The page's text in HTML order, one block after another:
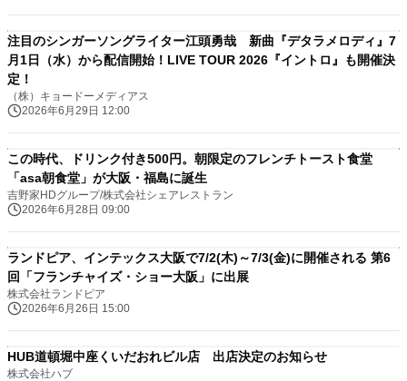
注目のシンガーソングライター江頭勇哉 新曲『デタラメロディ』7
月1日（水）から配信開始！LIVE TOUR 2026『イントロ』も開催決
定！
（株）キョードーメディアス
2026年6月29日 12:00
この時代、ドリンク付き500円。朝限定のフレンチトースト食堂
「asa朝食堂」が大阪・福島に誕生
吉野家HDグループ/株式会社シェアレストラン
2026年6月28日 09:00
ランドピア、インテックス大阪で7/2(木)～7/3(金)に開催される 第6
回「フランチャイズ・ショー大阪」に出展
株式会社ランドピア
2026年6月26日 15:00
HUB道頓堀中座くいだおれビル店 出店決定のお知らせ
株式会社ハブ